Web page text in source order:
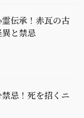
伝承！赤瓦の古
と禁忌
忌！死を招くニ